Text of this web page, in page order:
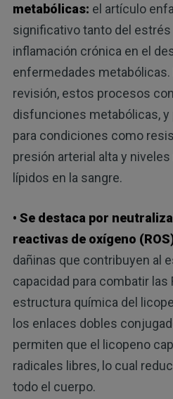
metabólicas: el artículo
significativo tanto del
inflamación crónica en el
enfermedades metabólicas.
revisión, estos procesos
disfunciones metabólicas, y
para condiciones como
presión arterial alta y
lípidos en la sangre.
• Se destaca por
reactivas de oxígeno
dañinas que contribuyen al
capacidad para combatir las
estructura química del
los enlaces dobles
permiten que el licopeno
radicales libres, lo cual
todo el cuerpo.